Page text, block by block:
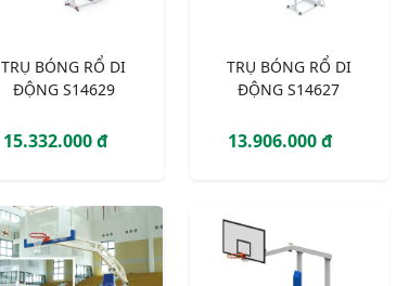
TRỤ BÓNG RỔ DI
ĐỘNG S14629
15.332.000 đ
TRỤ BÓNG RỔ DI
ĐỘNG S14627
13.906.000 đ